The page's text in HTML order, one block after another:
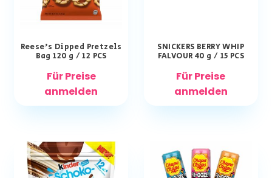
Reese’s Dipped Pretzels
Bag 120 g / 12 PCS
Für Preise
anmelden
SNICKERS BERRY WHIP
FALVOUR 40 g / 15 PCS
Für Preise
anmelden